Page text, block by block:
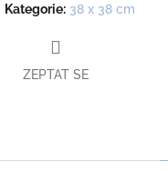
Kategorie: 38 x 38 cm
ZEPTAT SE